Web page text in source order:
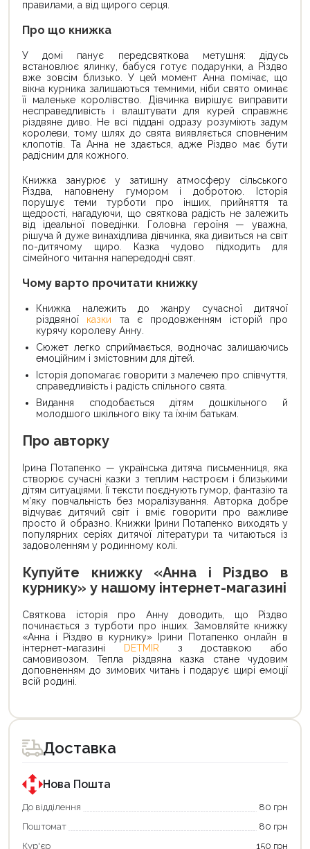
правилами, а від щирого серця.
Про що книжка
У домі панує передсвяткова метушня: дідусь
встановлює ялинку, бабуся готує подарунки, а Різдво
вже зовсім близько. У цей момент Анна помічає, що
вікна курника залишаються темними, ніби свято оминає
її маленьке королівство. Дівчинка вирішує виправити
несправедливість і влаштувати для курей справжнє
різдвяне диво. Не всі піддані одразу розуміють задум
королеви, тому шлях до свята виявляється сповненим
клопотів. Та Анна не здається, адже Різдво має бути
радісним для кожного.
Книжка занурює у затишну атмосферу сільського
Різдва, наповнену гумором і добротою. Історія
порушує теми турботи про інших, прийняття та
щедрості, нагадуючи, що святкова радість не залежить
від ідеальної поведінки. Головна героїня — уважна,
рішуча й дуже винахідлива дівчинка, яка дивиться на світ
по-дитячому щиро. Казка чудово підходить для
сімейного читання напередодні свят.
Чому варто прочитати книжку
Книжка належить до жанру сучасної дитячої
різдвяної казки та є продовженням історій про
курячу королеву Анну.
Сюжет легко сприймається, водночас залишаючись
емоційним і змістовним для дітей.
Історія допомагає говорити з малечею про співчуття,
справедливість і радість спільного свята.
Видання сподобається дітям дошкільного й
молодшого шкільного віку та їхнім батькам.
Про авторку
Ірина Потапенко — українська дитяча письменниця, яка
створює сучасні казки з теплим настроєм і близькими
дітям ситуаціями. Її тексти поєднують гумор, фантазію та
м’яку повчальність без моралізування. Авторка добре
відчуває дитячий світ і вміє говорити про важливе
просто й образно. Книжки Ірини Потапенко виходять у
популярних серіях дитячої літератури та читаються із
задоволенням у родинному колі.
Купуйте книжку «Анна і Різдво в
курнику» у нашому інтернет-магазині
Святкова історія про Анну доводить, що Різдво
починається з турботи про інших. Замовляйте книжку
«Анна і Різдво в курнику» Ірини Потапенко онлайн в
інтернет-магазині
DETMIR з доставкою або
самовивозом. Тепла різдвяна казка стане чудовим
доповненням до зимових читань і подарує щирі емоції
всій родині.
Доставка
Нова Пошта
До відділення
80 грн
Поштомат
80 грн
Кур'єр
150 грн